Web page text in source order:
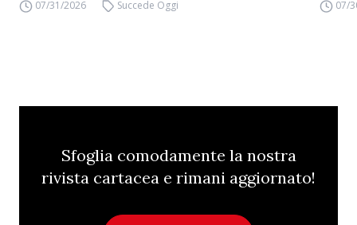
07/31/2026 Succede Oggi 07/
Sfoglia comodamente la nostra
rivista cartacea e rimani aggiornato!